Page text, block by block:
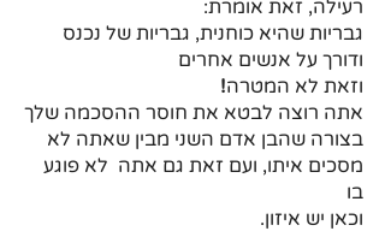
רעילה, זאת אומרת:
גבריות שהיא כוחנית, גבריות של נכנס
ודורך על אנשים אחרים
וזאת לא המטרה!
אתה רוצה לבטא את חוסר ההסכמה שלך
בצורה שהבן אדם השני מבין שאתה לא
מסכים איתו, ועם זאת גם אתה  לא פוגע
בו
וכאן יש איזון.